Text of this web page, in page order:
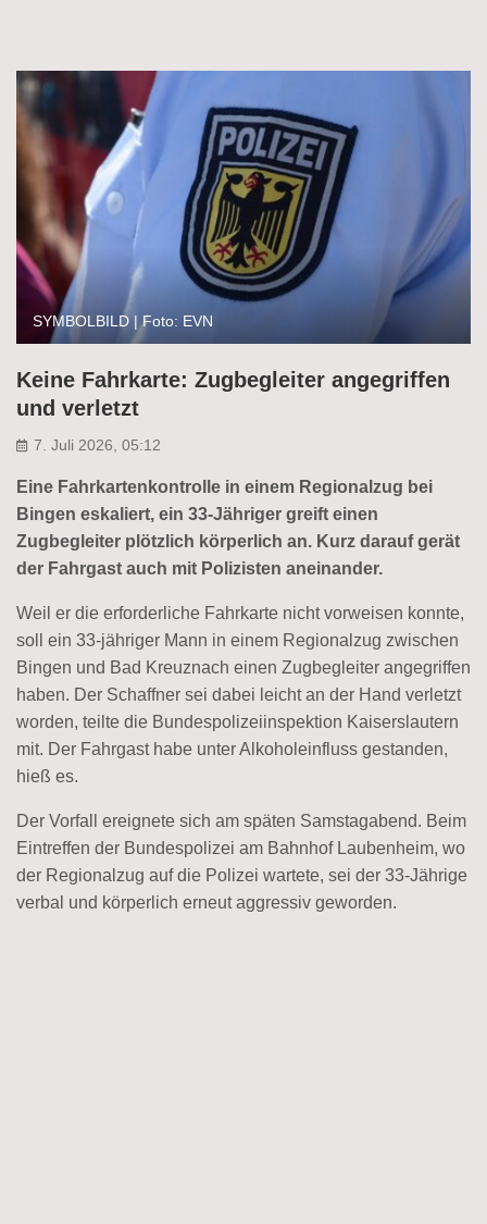
SYMBOLBILD | Foto: EVN
Keine Fahrkarte: Zugbegleiter angegriffen
und verletzt
7. Juli 2026, 05:12
Eine Fahrkartenkontrolle in einem Regionalzug bei
Bingen eskaliert, ein 33-Jähriger greift einen
Zugbegleiter plötzlich körperlich an. Kurz darauf gerät
der Fahrgast auch mit Polizisten aneinander.
Weil er die erforderliche Fahrkarte nicht vorweisen konnte,
soll ein 33-jähriger Mann in einem Regionalzug zwischen
Bingen und Bad Kreuznach einen Zugbegleiter angegriffen
haben. Der Schaffner sei dabei leicht an der Hand verletzt
worden, teilte die Bundespolizeiinspektion Kaiserslautern
mit. Der Fahrgast habe unter Alkoholeinfluss gestanden,
hieß es.
Der Vorfall ereignete sich am späten Samstagabend. Beim
Eintreffen der Bundespolizei am Bahnhof Laubenheim, wo
der Regionalzug auf die Polizei wartete, sei der 33-Jährige
verbal und körperlich erneut aggressiv geworden.